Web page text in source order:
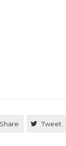
Share  Tweet